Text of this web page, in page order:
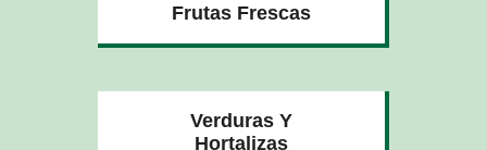
Frutas Frescas
Verduras Y
Hortalizas